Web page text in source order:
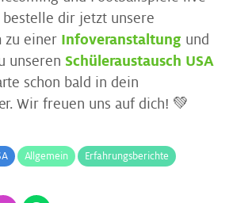
bestelle dir jetzt unsere
zu einer Infoveranstaltung und
unseren Schüleraustausch USA
schon bald in dein
Wir freuen uns auf dich! 💚
Allgemein Erfahrungsberichte